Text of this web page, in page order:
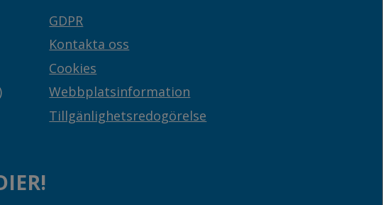
GDPR
Kontakta oss
Cookies
Webbplatsinformation
Tillgänlighetsredogörelse